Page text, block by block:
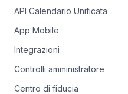
API Calendario Unificata
App Mobile
Integrazioni
Controlli amministratore
Centro di fiducia